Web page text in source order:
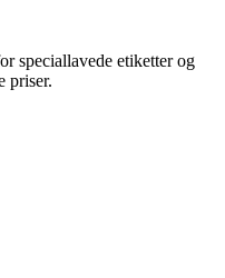
speciallavede etiketter og
priser.